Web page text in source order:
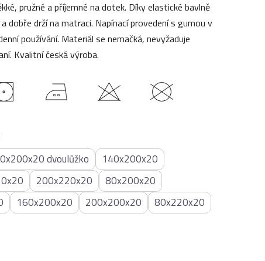
pružné a příjemné na dotek. Díky elastické bavlně
dobře drží na matraci. Napínací provedení s gumou v
používání. Materiál se nemačká, nevyžaduje
Kvalitní česká výroba.
dvoulůžko
140x200x20
200x220x20
80x200x20
160x200x20 200x200x20
80x220x20